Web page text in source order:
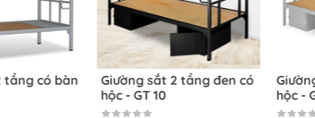
và kích thước của khách
Rẻ
phẩm nội thất cho gia đình và văn phòng như:
tầng có bàn
Giường sắt 2 tầng đen có
hộc - GT 10
hộc -